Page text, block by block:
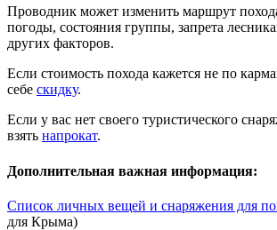
Проводник может изменить маршрут
погоды, состояния группы, запрета
других факторов.
Если стоимость похода кажется не по
себе скидку.
Если у вас нет своего туристического
взять напрокат.
Дополнительная важная информация:
Список личных вещей и снаряжения для
для Крыма)